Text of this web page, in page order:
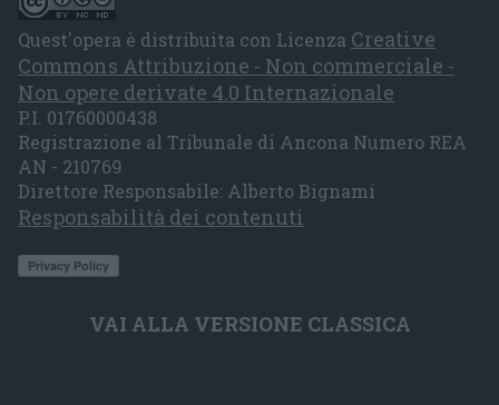
Quest'opera è distribuita con Licenza Creative
Commons Attribuzione - Non commerciale -
Non opere derivate 4.0 Internazionale
P.I. 01760000438
Registrazione al Tribunale di Ancona Numero REA
AN - 210769
Direttore Responsabile: Alberto Bignami
Responsabilità dei contenuti
VAI ALLA VERSIONE CLASSICA